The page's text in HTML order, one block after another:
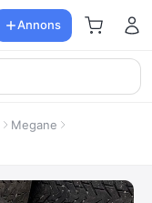
Annons
Megane